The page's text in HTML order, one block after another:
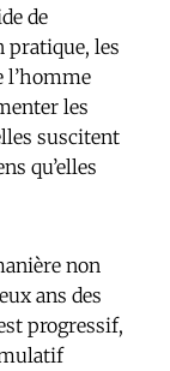
de
pratique, les
l’homme
les
suscitent
qu’elles
non
ans des
progressif,